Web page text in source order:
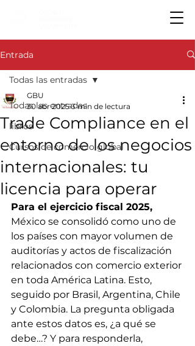
Entrada
Todas las entradas
libros
Cursos de comercio global
Todas las entradas
Trade Compliance en el
entorno de los negocios
internacionales: tu
licencia para operar
GBU
30 abr 2025 3 min de lectura
Para el ejercicio fiscal 2025,
México se consolidó como uno de
los países con mayor volumen de
auditorías y actos de fiscalización
relacionados con comercio exterior
en toda América Latina. Esto,
seguido por Brasil, Argentina, Chile
y Colombia. La pregunta obligada
ante estos datos es, ¿a qué se
debe…? Y para responderla,